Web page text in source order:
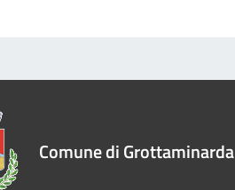
Comune di Grottaminarda